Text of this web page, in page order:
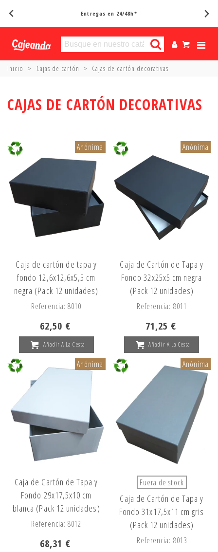
Entregas en 24/48h*
Inicio > Cajas de cartón > Cajas de cartón decorativas
CAJAS DE CARTÓN DECORATIVAS
Anónima
Caja de cartón de tapa y
fondo 12,6x12,6x5,5 cm
negra (Pack 12 unidades)
Referencia: 8010
62,50 €
Añadir A La Cesta
Anónima
Caja de Cartón de Tapa y
Fondo 32x25x5 cm negra
(Pack 12 unidades)
Referencia: 8011
71,25 €
Añadir A La Cesta
Anónima
Caja de Cartón de Tapa y
Fondo 29x17,5x10 cm
blanca (Pack 12 unidades)
Referencia: 8012
68,31 €
Anónima
Fuera de stock
Caja de Cartón de Tapa y
Fondo 31x17,5x11 cm gris
(Pack 12 unidades)
Referencia: 8013